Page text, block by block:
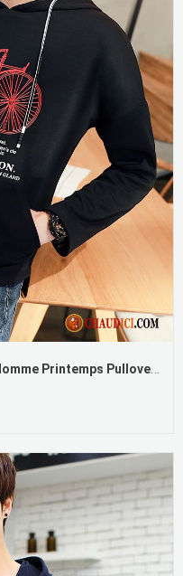
Sweat À Capuche En Cachemire Homme Printemps Pullovers L'automne Tendance Longues En Ligne